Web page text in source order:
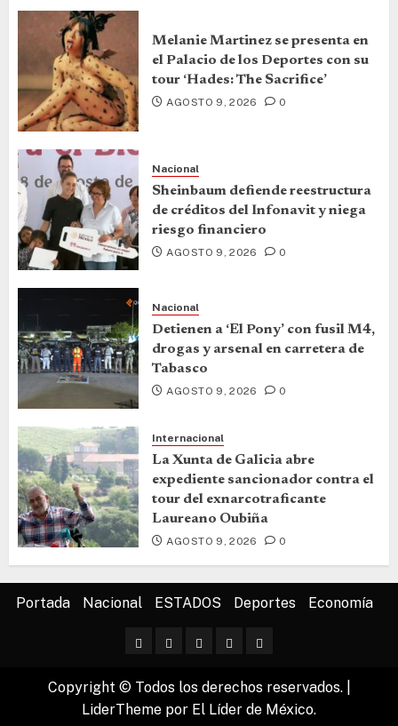
Melanie Martinez se presenta en
el Palacio de los Deportes con su
tour ‘Hades: The Sacrifice’
AGOSTO 9, 2026 0
Nacional
Sheinbaum defiende reestructura
de créditos del Infonavit y niega
riesgo financiero
AGOSTO 9, 2026 0
Nacional
Detienen a ‘El Pony’ con fusil M4,
drogas y arsenal en carretera de
Tabasco
AGOSTO 9, 2026 0
Internacional
La Xunta de Galicia abre
expediente sancionador contra el
tour del exnarcotraficante
Laureano Oubiña
AGOSTO 9, 2026 0
Portada Nacional ESTADOS Deportes Economía
Copyright © Todos los derechos reservados.
LiderTheme por El Líder de México.